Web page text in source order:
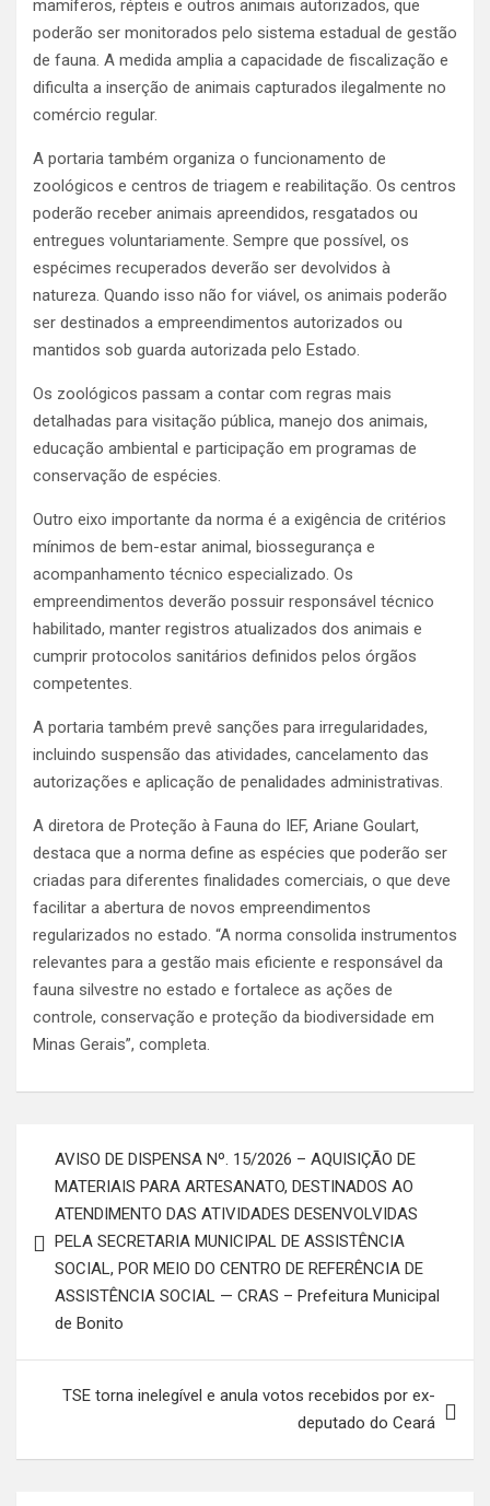
mamíferos, répteis e outros animais autorizados, que
poderão ser monitorados pelo sistema estadual de gestão
de fauna. A medida amplia a capacidade de fiscalização e
dificulta a inserção de animais capturados ilegalmente no
comércio regular.
A portaria também organiza o funcionamento de
zoológicos e centros de triagem e reabilitação. Os centros
poderão receber animais apreendidos, resgatados ou
entregues voluntariamente. Sempre que possível, os
espécimes recuperados deverão ser devolvidos à
natureza. Quando isso não for viável, os animais poderão
ser destinados a empreendimentos autorizados ou
mantidos sob guarda autorizada pelo Estado.
Os zoológicos passam a contar com regras mais
detalhadas para visitação pública, manejo dos animais,
educação ambiental e participação em programas de
conservação de espécies.
Outro eixo importante da norma é a exigência de critérios
mínimos de bem-estar animal, biossegurança e
acompanhamento técnico especializado. Os
empreendimentos deverão possuir responsável técnico
habilitado, manter registros atualizados dos animais e
cumprir protocolos sanitários definidos pelos órgãos
competentes.
A portaria também prevê sanções para irregularidades,
incluindo suspensão das atividades, cancelamento das
autorizações e aplicação de penalidades administrativas.
A diretora de Proteção à Fauna do IEF, Ariane Goulart,
destaca que a norma define as espécies que poderão ser
criadas para diferentes finalidades comerciais, o que deve
facilitar a abertura de novos empreendimentos
regularizados no estado. “A norma consolida instrumentos
relevantes para a gestão mais eficiente e responsável da
fauna silvestre no estado e fortalece as ações de
controle, conservação e proteção da biodiversidade em
Minas Gerais”, completa.
Post
AVISO DE DISPENSA Nº. 15/2026 – AQUISIÇÃO DE
MATERIAIS PARA ARTESANATO, DESTINADOS AO
ATENDIMENTO DAS ATIVIDADES DESENVOLVIDAS
PELA SECRETARIA MUNICIPAL DE ASSISTÊNCIA
SOCIAL, POR MEIO DO CENTRO DE REFERÊNCIA DE
ASSISTÊNCIA SOCIAL — CRAS – Prefeitura Municipal
de Bonito
TSE torna inelegível e anula votos recebidos por ex-
deputado do Ceará